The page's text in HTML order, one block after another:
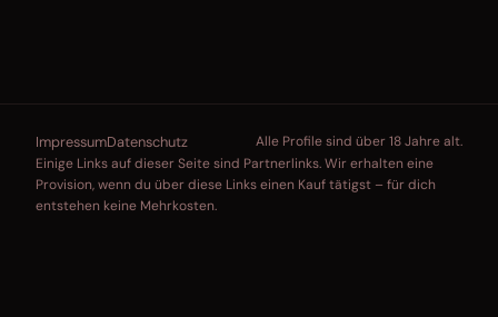
ImpressumDatenschutz
Alle Profile sind über 18 Jahre alt.
Einige Links auf dieser Seite sind Partnerlinks. Wir erhalten eine
Provision, wenn du über diese Links einen Kauf tätigst – für dich
entstehen keine Mehrkosten.